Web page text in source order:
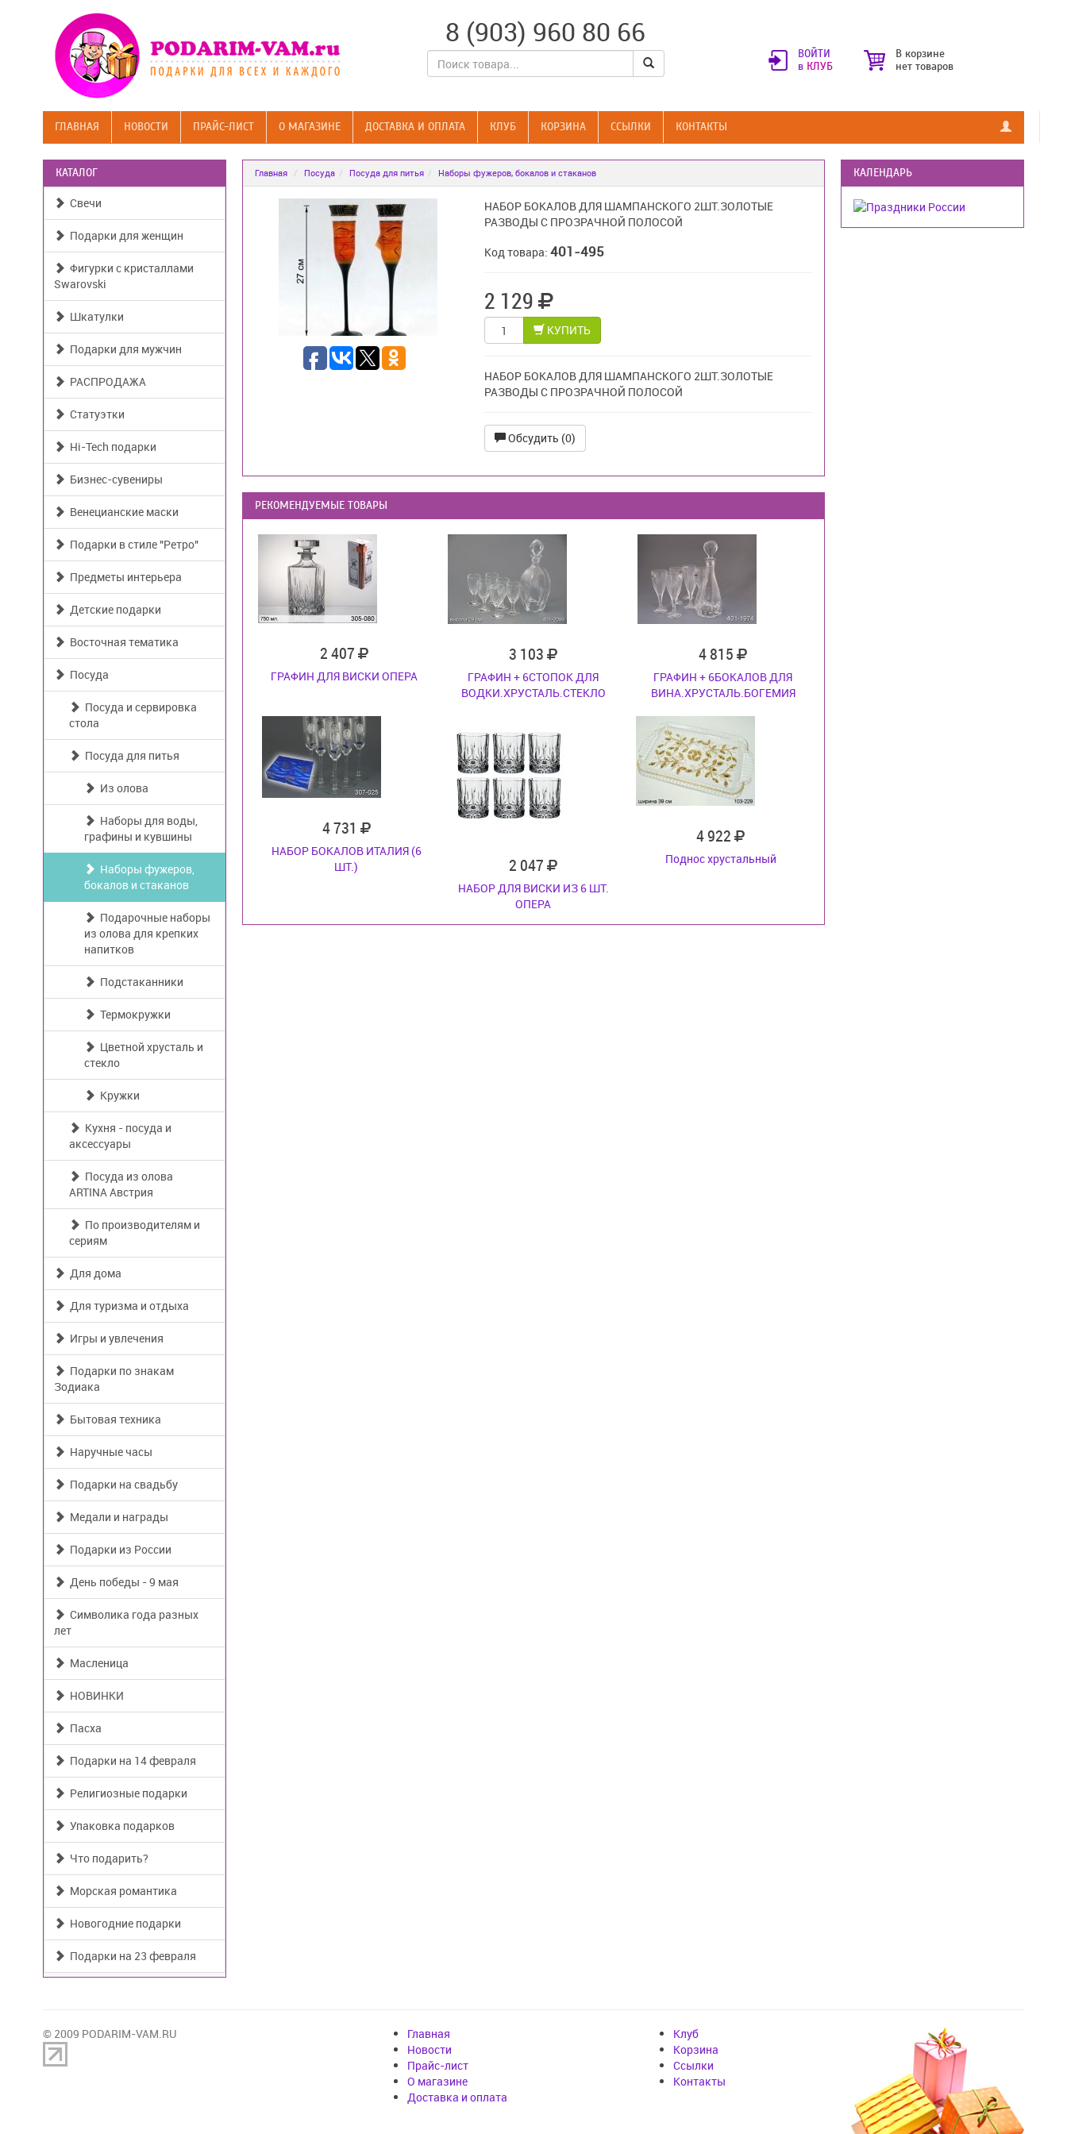
8 (903) 960 80 66
ВОЙТИ
в КЛУБ
В корзине
нет товаров
ГЛАВНАЯ НОВОСТИ ПРАЙС-ЛИСТ О МАГАЗИНЕ ДОСТАВКА И ОПЛАТА КЛУБ КОРЗИНА CСЫЛКИ КОНТАКТЫ
КАТАЛОГ
Свечи
Подарки для женщин
Фигурки с кристаллами
Swarovski
Шкатулки
Подарки для мужчин
РАСПРОДАЖА
Статуэтки
Hi-Tech подарки
Бизнес-сувениры
Венецианские маски
Подарки в стиле "Ретро"
Предметы интерьера
Детские подарки
Восточная тематика
Посуда
Посуда и сервировка
стола
Посуда для питья
Из олова
Наборы для воды,
графины и кувшины
Наборы фужеров,
бокалов и стаканов
Подарочные наборы
из олова для крепких
напитков
Подстаканники
Термокружки
Цветной хрусталь и
стекло
Кружки
Кухня - посуда и
аксессуары
Посуда из олова
ARTINA Австрия
По производителям и
сериям
Для дома
Для туризма и отдыха
Игры и увлечения
Подарки по знакам
Зодиака
Бытовая техника
Наручные часы
Подарки на свадьбу
Медали и награды
Подарки из России
День победы - 9 мая
Символика года разных
лет
Масленица
НОВИНКИ
Пасха
Подарки на 14 февраля
Религиозные подарки
Упаковка подарков
Что подарить?
Морская романтика
Новогодние подарки
Подарки на 23 февраля
Главная Посуда Посуда для питья Наборы фужеров, бокалов и стаканов
НАБОР БОКАЛОВ ДЛЯ ШАМПАНСКОГО 2ШТ.ЗОЛОТЫЕ
РАЗВОДЫ С ПРОЗРАЧНОЙ ПОЛОСОЙ
Код товара: 401-495
2 129
КУПИТЬ
НАБОР БОКАЛОВ ДЛЯ ШАМПАНСКОГО 2ШТ.ЗОЛОТЫЕ
РАЗВОДЫ С ПРОЗРАЧНОЙ ПОЛОСОЙ
Обсудить (0)
РЕКОМЕНДУЕМЫЕ ТОВАРЫ
2 407
ГРАФИН ДЛЯ ВИСКИ ОПЕРА
3 103
ГРАФИН + 6СТОПОК ДЛЯ
ВОДКИ.ХРУСТАЛЬ.СТЕКЛО
4 815
ГРАФИН + 6БОКАЛОВ ДЛЯ
ВИНА.ХРУСТАЛЬ.БОГЕМИЯ
4 731
НАБОР БОКАЛОВ ИТАЛИЯ (6
ШТ.)
2 047
НАБОР ДЛЯ ВИСКИ ИЗ 6 ШТ.
ОПЕРА
4 922
Поднос хрустальный
КАЛЕНДАРЬ
© 2009 PODARIM-VAM.RU
Главная
Новости
Прайс-лист
О магазине
Доставка и оплата
Клуб
Корзина
Cсылки
Контакты